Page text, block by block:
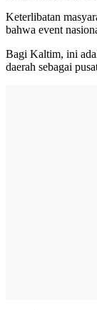
Keterlibatan
bahwa event
Bagi Kaltim, ini
daerah sebagai